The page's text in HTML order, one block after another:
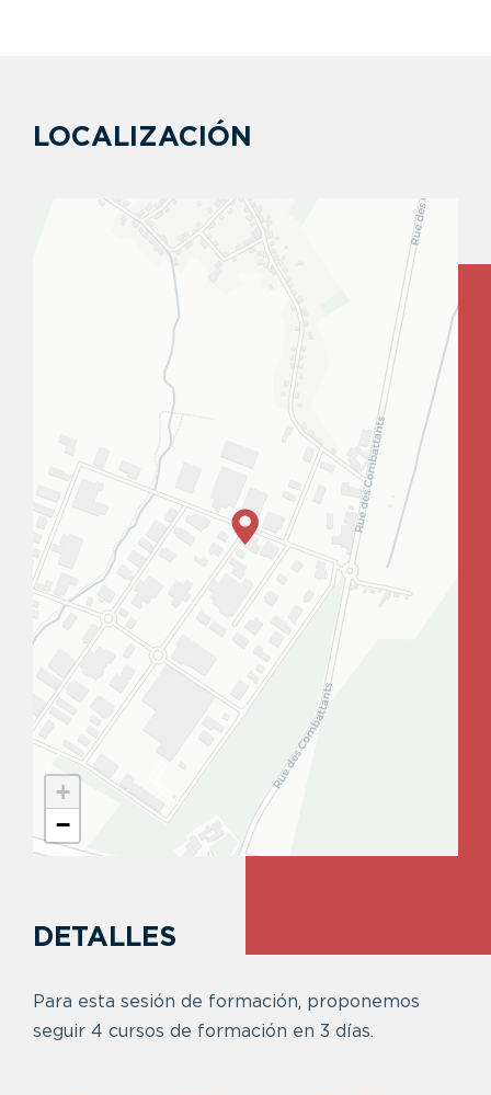
LOCALIZACIÓN
+
−
DETALLES
Para esta sesión de formación, proponemos
seguir 4 cursos de formación en 3 días.